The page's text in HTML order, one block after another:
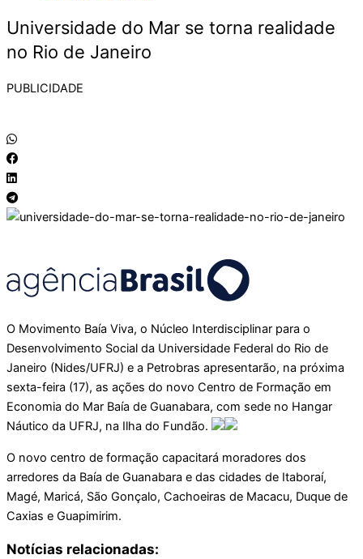
Universidade do Mar se torna realidade
no Rio de Janeiro
PUBLICIDADE
O Movimento Baía Viva, o Núcleo Interdisciplinar para o
Desenvolvimento Social da Universidade Federal do Rio de
Janeiro (Nides/UFRJ) e a Petrobras apresentarão, na próxima
sexta-feira (17), as ações do novo Centro de Formação em
Economia do Mar Baía de Guanabara, com sede no Hangar
Náutico da UFRJ, na Ilha do Fundão.
O novo centro de formação capacitará moradores dos
arredores da Baía de Guanabara e das cidades de Itaboraí,
Magé, Maricá, São Gonçalo, Cachoeiras de Macacu, Duque de
Caxias e Guapimirim.
Notícias relacionadas: